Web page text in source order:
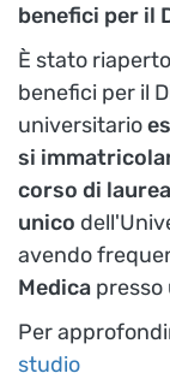
benefici per il
È stato
benefici per il
universitario
si
corso di
unico
avendo
Medica presso
Per
studio